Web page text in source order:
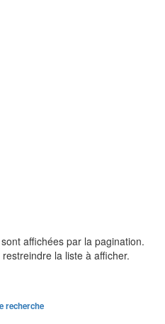
affichées par la pagination.
la liste à afficher.
recherche